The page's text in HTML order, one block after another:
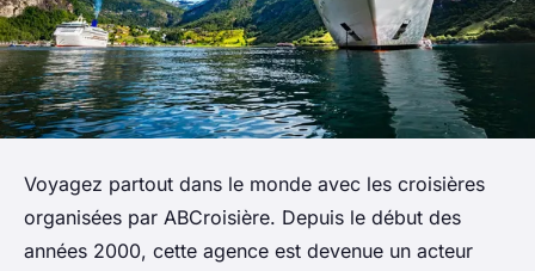
Voyagez partout dans le monde avec les croisières
organisées par ABCroisière. Depuis le début des
années 2000, cette agence est devenue un acteur